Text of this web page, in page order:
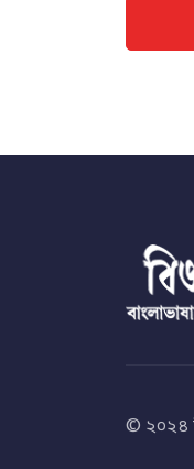
© ২০২৪